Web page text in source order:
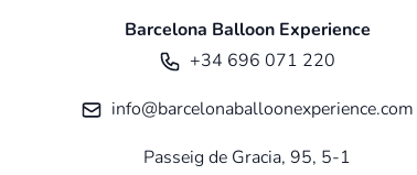
Barcelona Balloon Experience
+34 696 071 220
info@barcelonaballoonexperience.com
Passeig de Gracia, 95, 5-1